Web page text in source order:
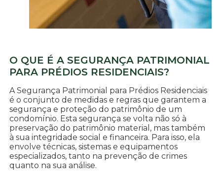
O QUE É A SEGURANÇA PATRIMONIAL
PARA PRÉDIOS RESIDENCIAIS?
A Segurança Patrimonial para Prédios Residenciais
é o conjunto de medidas e regras que garantem a
segurança e proteção do patrimônio de um
condomínio. Esta segurança se volta não só à
preservação do patrimônio material, mas também
à sua integridade social e financeira. Para isso, ela
envolve técnicas, sistemas e equipamentos
especializados, tanto na prevenção de crimes
quanto na sua análise.